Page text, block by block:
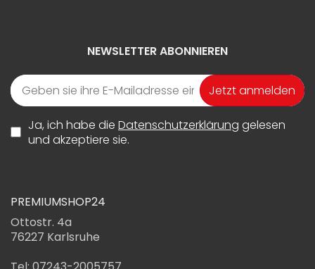
NEWSLETTER ABONNIEREN
Jetzt anmelden
Ja, ich habe die Datenschutzerklärung gelesen
und akzeptiere sie.
PREMIUMSHOP24
Ottostr. 4a
76227 Karlsruhe